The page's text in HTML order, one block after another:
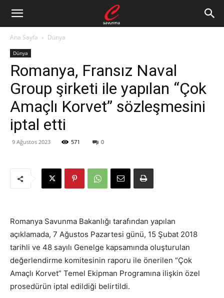
Ana Sayfa Dünya
Dünya
Romanya, Fransız Naval
Group şirketi ile yapılan “Çok
Amaçlı Korvet” sözleşmesini
iptal etti
9 Ağustos 2023 571 0
Romanya Savunma Bakanlığı tarafından yapılan
açıklamada, 7 Ağustos Pazartesi günü, 15 Şubat 2018
tarihli ve 48 sayılı Genelge kapsamında oluşturulan
değerlendirme komitesinin raporu ile önerilen “Çok
Amaçlı Korvet” Temel Ekipman Programına ilişkin özel
prosedürün iptal edildiği belirtildi.